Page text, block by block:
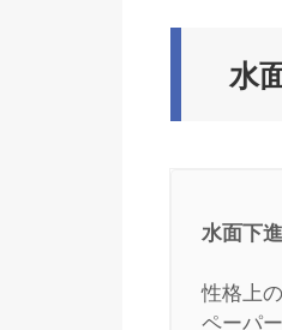
水
水面下
性格上
ペーパ